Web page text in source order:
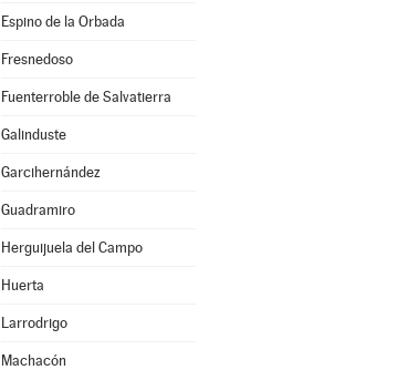
Espino de la Orbada
Fresnedoso
Fuenterroble de Salvatierra
Galinduste
Garcihernández
Guadramiro
Herguijuela del Campo
Huerta
Larrodrigo
Machacón